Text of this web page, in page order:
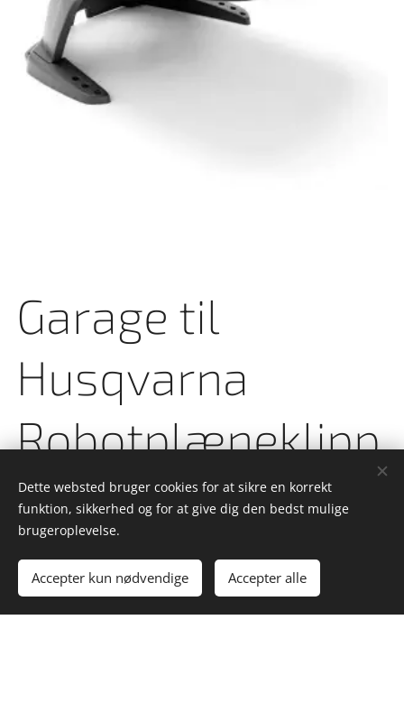
Garage til
Husqvarna
Robotplæneklipp
er
Pris fra kr. 1.629,-
Dette websted bruger cookies for at sikre en korrekt
funktion, sikkerhed og for at give dig den bedst mulige
brugeroplevelse.
Accepter kun nødvendige Accepter alle